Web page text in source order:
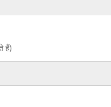
हैं)